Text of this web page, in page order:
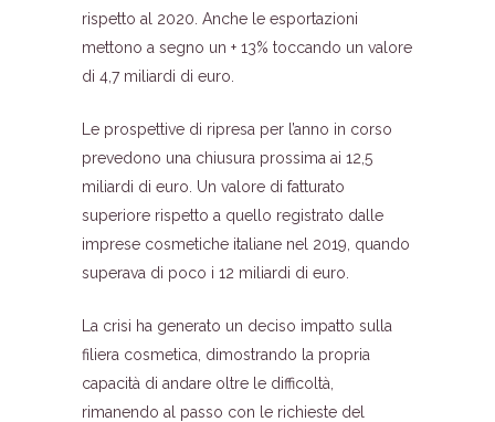
rispetto al 2020. Anche le esportazioni
mettono a segno un + 13% toccando un valore
di 4,7 miliardi di euro.
Le prospettive di ripresa per l’anno in corso
prevedono una chiusura prossima ai 12,5
miliardi di euro. Un valore di fatturato
superiore rispetto a quello registrato dalle
imprese cosmetiche italiane nel 2019, quando
superava di poco i 12 miliardi di euro.
La crisi ha generato un deciso impatto sulla
filiera cosmetica, dimostrando la propria
capacità di andare oltre le difficoltà,
rimanendo al passo con le richieste del